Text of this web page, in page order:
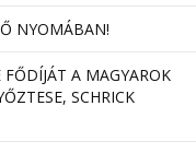
NYOMÁBAN!
FŐDÍJÁT A MAGYAROK
SCHRICK